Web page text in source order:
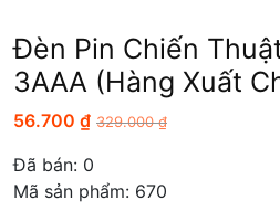
Đèn Pin Chiến
3AAA (hàng Xuất
56.700 ₫ 329.000₫
Đã bán: 0
Mã sản phẩm: 670